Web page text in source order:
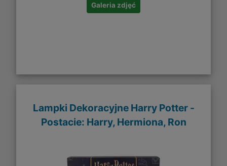
Galeria zdjęć
Lampki Dekoracyjne Harry Potter -
Postacie: Harry, Hermiona, Ron